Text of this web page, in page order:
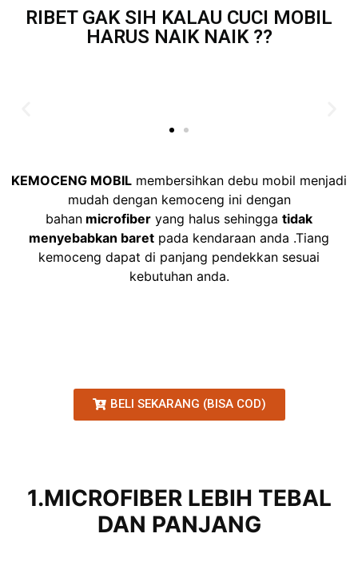
RIBET GAK SIH KALAU CUCI MOBIL
HARUS NAIK NAIK ??
KEMOCENG MOBIL membersihkan debu mobil menjadi
mudah dengan kemoceng ini dengan
bahan microfiber yang halus sehingga tidak
menyebabkan baret pada kendaraan anda .Tiang
kemoceng dapat di panjang pendekkan sesuai
kebutuhan anda.
BELI SEKARANG (BISA COD)
1.MICROFIBER LEBIH TEBAL
DAN PANJANG